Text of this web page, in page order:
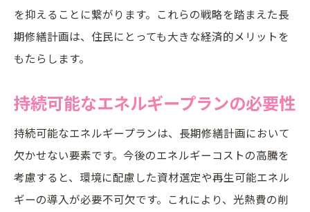
透明性のある管理体制の構築
将来の修繕に備えた資金計画
適切な積立で安心を提供する
修繕積立金の効果的な増額方法
省エネ技術導入で建物価値を向上させる実践方
法
省エネ技術の導入が建物価値に与える影響
を抑えることに繋がります。これらの戦略を踏まえた長
期修繕計画は、住民にとっても大きな経済的メリットを
もたらします。
持続可能なエネルギープランの必要性
持続可能なエネルギープランは、長期修繕計画において
欠かせない要素です。今後のエネルギーコストの高騰を
考慮すると、環境に配慮した資材選定や再生可能エネル
ギーの導入が必要不可欠です。これにより、光熱費の削